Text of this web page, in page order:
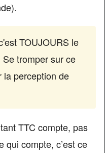
TOUJOURS le
tromper sur ce
la perception de
TTC compte, pas
qui compte, c’est ce